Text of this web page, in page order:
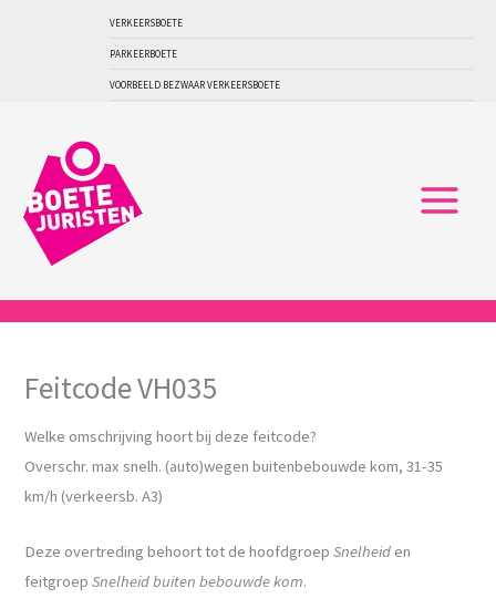
VERKEERSBOETE
PARKEERBOETE
VOORBEELD BEZWAAR VERKEERSBOETE
Feitcode VH035
Welke omschrijving hoort bij deze feitcode?
Overschr. max snelh. (auto)wegen buitenbebouwde kom, 31-35
km/h (verkeersb. A3)
Deze overtreding behoort tot de hoofdgroepSnelheid en
feitgroepSnelheid buiten bebouwde kom.